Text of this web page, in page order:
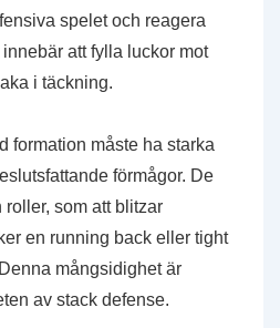
spelet och reagera
att fylla luckor mot
i täckning.
formation måste ha starka
förmågor. De
som att blitzar
en running back eller tight
mångsidighet är
av stack defense.